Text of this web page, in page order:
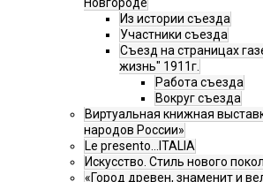
Новгороде
Из истории съезда
Участники съезда
Cъезд на страницах
жизнь" 1911г.
Работа съезда
Вокруг съезда
Виртуальная книжная
народов России»
Le presento...ITALIA
Искусство. Стиль нового
«Город древен, знаменит и